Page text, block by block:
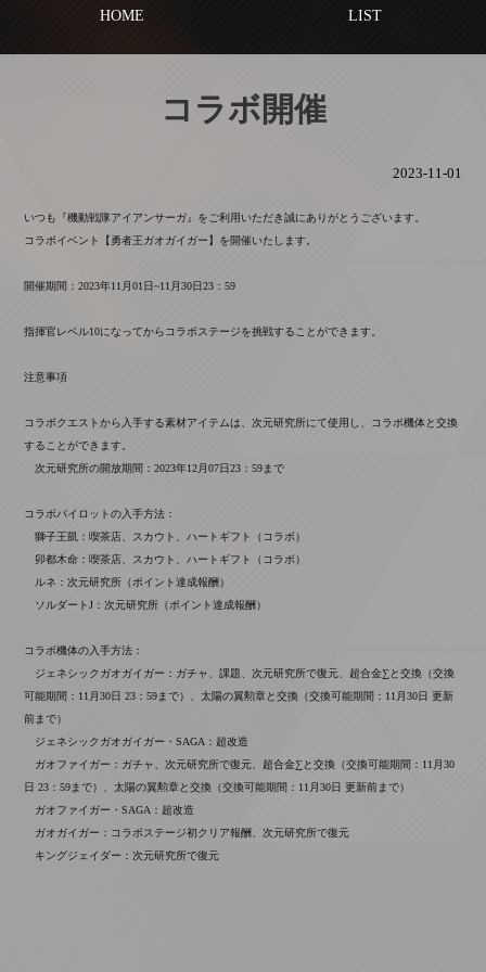
HOME LIST
コラボ開催
2023-11-01
いつも『機動戦隊アイアンサーガ』をご利用いただき誠にありがとうございます。
コラボイベント【勇者王ガオガイガー】を開催いたします。
開催期間：2023年11月01日~11月30日23：59
指揮官レベル10になってからコラボステージを挑戦することができます。
注意事項
コラボクエストから入手する素材アイテムは、次元研究所にて使用し、コラボ機体と交換
することができます。
次元研究所の開放期間：2023年12月07日23：59まで
コラボパイロットの入手方法：
獅子王凱：喫茶店、スカウト、ハートギフト（コラボ）
卯都木命：喫茶店、スカウト、ハートギフト（コラボ）
ルネ：次元研究所（ポイント達成報酬）
ソルダートJ：次元研究所（ポイント達成報酬）
コラボ機体の入手方法：
ジェネシックガオガイガー：ガチャ、課題、次元研究所で復元、超合金∑と交換（交換
可能期間：11月30日 23：59まで）、太陽の翼勲章と交換（交換可能期間：11月30日 更新
前まで）
ジェネシックガオガイガー・SAGA：超改造
ガオファイガー：ガチャ、次元研究所で復元、超合金∑と交換（交換可能期間：11月30
日 23：59まで）、太陽の翼勲章と交換（交換可能期間：11月30日 更新前まで）
ガオファイガー・SAGA：超改造
ガオガイガー：コラボステージ初クリア報酬、次元研究所で復元
キングジェイダー：次元研究所で復元